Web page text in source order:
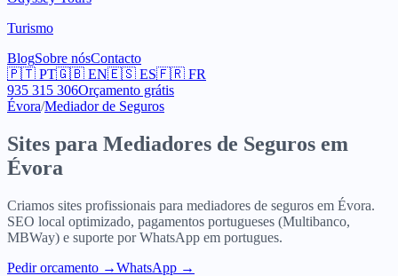
Turismo
BlogSobre nósContacto
🇵🇹 PT🇬🇧 EN🇪🇸 ES🇫🇷 FR
935 315 306Orçamento grátis
Évora/Mediador de Seguros
Sites para Mediadores de Seguros em
Évora
Criamos sites profissionais para mediadores de seguros em Évora.
SEO local optimizado, pagamentos portugueses (Multibanco,
MBWay) e suporte por WhatsApp em portugues.
Pedir orcamento →WhatsApp →